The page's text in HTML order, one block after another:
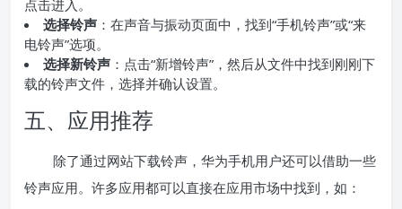
点击进入。
选择铃声 ：在声音与振动页面中，找到“手机铃声”或“来
电铃声”选项。
选择新铃声 ：点击“新增铃声”，然后从文件中找到刚刚下
载的铃声文件，选择并确认设置。
五、应用推荐
除了通过网站下载铃声，华为手机用户还可以借助一些
铃声应用。许多应用都可以直接在应用市场中找到，如：